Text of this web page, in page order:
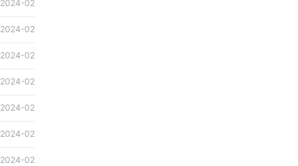
2024-02
2024-02
2024-02
2024-02
2024-02
2024-02
2024-02